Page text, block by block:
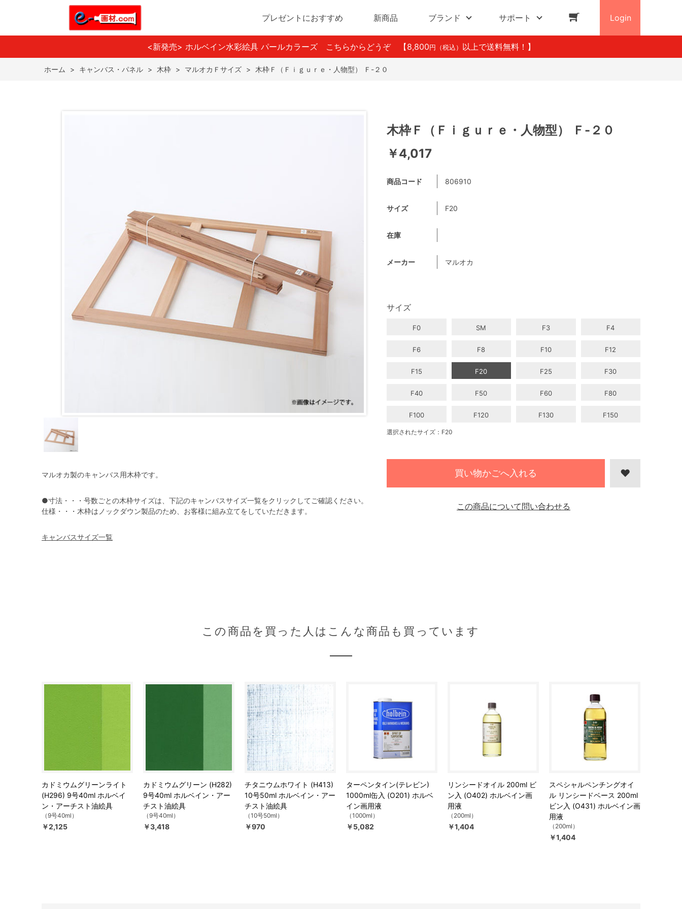
プレゼントにおすすめ 新商品 ブランド サポート Login
<新発売> ホルベイン水彩絵具 パールカラーズ こちらからどうぞ 【8,800 円（税込） 以上で送料無料！】
ホーム > キャンバス・パネル > 木枠 > マルオカＦサイズ > 木枠Ｆ（Ｆｉｇｕｒｅ・人物型） Ｆ-２０
マルオカ製のキャンバス用木枠です。
●寸法・・・号数ごとの木枠サイズは、下記のキャンバスサイズ一覧をクリックしてご確認ください。
仕様・・・木枠はノックダウン製品のため、お客様に組み立てをしていただきます。
キャンバスサイズ一覧
木枠Ｆ（Ｆｉｇｕｒｅ・人物型） Ｆ-２０
￥4,017
商品コード 806910
サイズ F20
在庫
メーカー マルオカ
サイズ
F0 SM F3 F4
F6 F8 F10 F12
F15 F20 F25 F30
F40 F50 F60 F80
F100 F120 F130 F150
選択されたサイズ：F20
買い物かごへ入れる
この商品について問い合わせる
この商品を買った人はこんな商品も買っています
カドミウムグリーンライト
(H296) 9号40ml ホルベイ
ン・アーチスト油絵具
（9号40ml）
￥2,125
カドミウムグリーン (H282)
9号40ml ホルベイン・アー
チスト油絵具
（9号40ml）
￥3,418
チタニウムホワイト (H413)
10号50ml ホルベイン・アー
チスト油絵具
（10号50ml）
￥970
ターペンタイン(テレビン)
1000ml缶入 (O201) ホルベ
イン画用液
（1000ml）
￥5,082
リンシードオイル 200ml ビ
ン入 (O402) ホルベイン画
用液
（200ml）
￥1,404
スペシャルペンチングオイ
ル リンシードベース 200ml
ビン入 (O431) ホルベイン画
用液
（200ml）
￥1,404